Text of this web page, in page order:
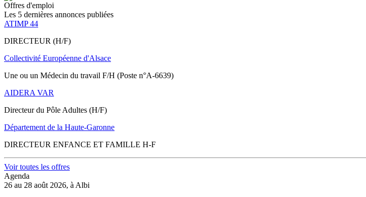
Offres d'emploi
Les 5 dernières annonces publiées
ATIMP 44
DIRECTEUR (H/F)
Collectivité Européenne d'Alsace
Une ou un Médecin du travail F/H (Poste n°A-6639)
AIDERA VAR
Directeur du Pôle Adultes (H/F)
Département de la Haute-Garonne
DIRECTEUR ENFANCE ET FAMILLE H-F
Voir toutes les offres
Agenda
26 au 28 août 2026, à Albi